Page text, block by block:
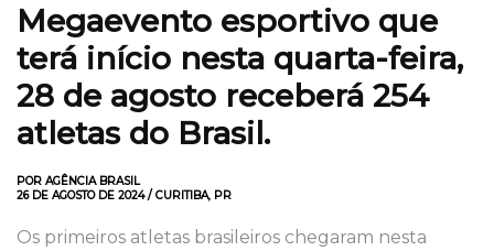
Megaevento esportivo que
terá início nesta quarta-feira,
28 de agosto receberá 254
atletas do Brasil.
POR AGÊNCIA BRASIL
26 DE AGOSTO DE 2024 / CURITIBA, PR
Os primeiros atletas brasileiros chegaram nesta